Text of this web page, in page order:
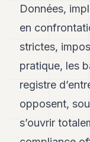
Données,
en
strictes,
pratique, les
registre
opposent,
s’ouvrir